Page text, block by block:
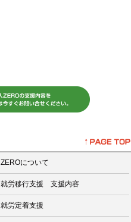
ZEROについて
就労移行支援 支援内容
就労定着支援